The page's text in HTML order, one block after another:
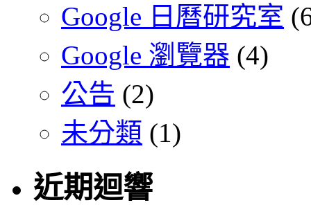
Google 日曆研究室
Google 瀏覽器 (4)
公告 (2)
未分類 (1)
近期迴響